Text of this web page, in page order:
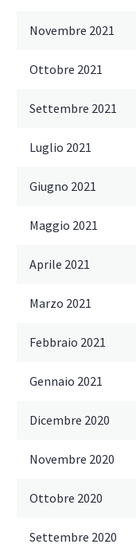
Novembre 2021
Ottobre 2021
Settembre 2021
Luglio 2021
Giugno 2021
Maggio 2021
Aprile 2021
Marzo 2021
Febbraio 2021
Gennaio 2021
Dicembre 2020
Novembre 2020
Ottobre 2020
Settembre 2020